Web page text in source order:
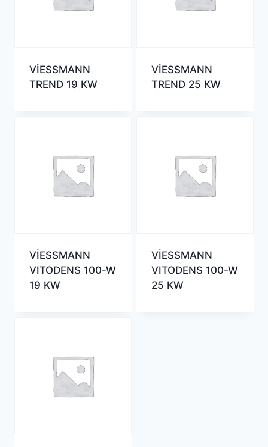
VİESSMANN
TREND 19 KW
VİESSMANN
TREND 25 KW
VİESSMANN
VITODENS 100-W
19 KW
VİESSMANN
VITODENS 100-W
25 KW